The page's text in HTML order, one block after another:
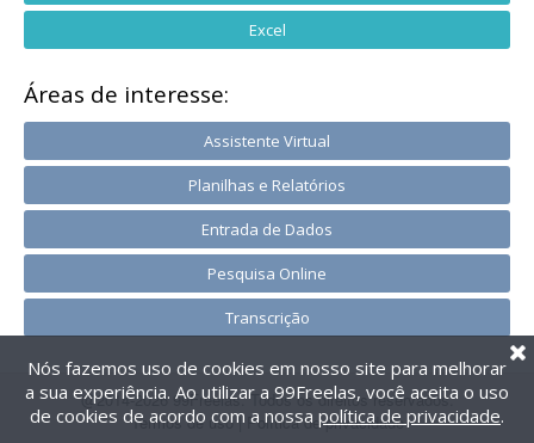
Excel
Áreas de interesse:
Assistente Virtual
Planilhas e Relatórios
Entrada de Dados
Pesquisa Online
Transcrição
@2014-2026 99Freelas. Todos os direitos reservados.
Termos de uso| Política de privacidade
Nós fazemos uso de cookies em nosso site para melhorar
a sua experiência. Ao utilizar a 99Freelas, você aceita o uso
de cookies de acordo com a nossa política de privacidade.